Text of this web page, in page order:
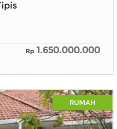
Rp 1.650.000.000
RUMAH